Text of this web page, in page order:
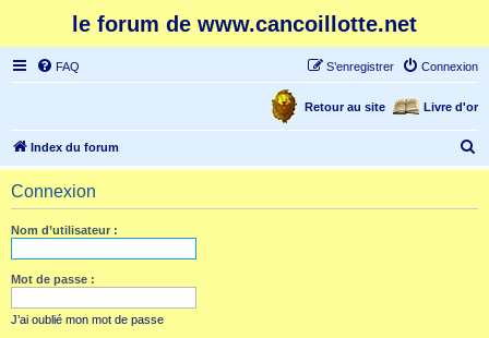
le forum de www.cancoillotte.net
FAQ Connexion
S’enregistrer
Livre d'or
Retour au site
Index du forum
e
Connexion
Nom d’utilisateur :
Mot de passe :
J’ai oublié mon mot de passe